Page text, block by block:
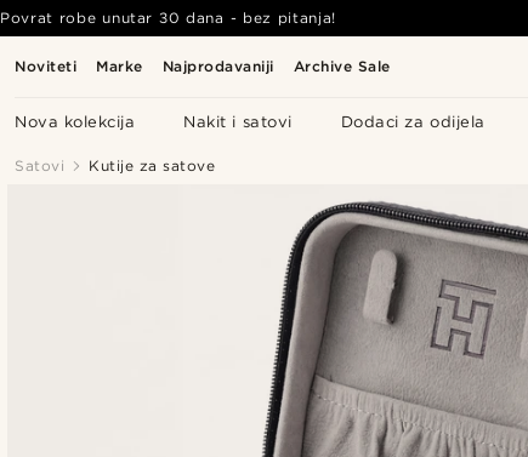
Noviteti Marke Najprodavaniji Archive Sale
Nova kolekcija Nakit i satovi Dodaci za odijela
Povrat robe unutar 30 dana - bez pitanja!
Satovi Kutije za satove